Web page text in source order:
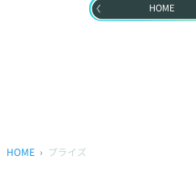
HOME
HOME プライズ